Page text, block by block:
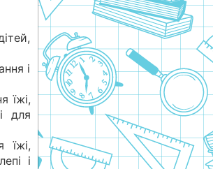
і
їжі,
для
їжі,
і